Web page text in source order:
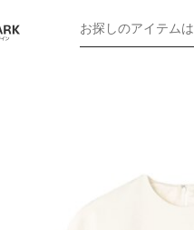
お探しのアイテムは